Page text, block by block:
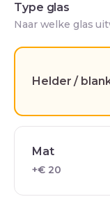
Type glas
Naar welke glas
Helder /
Mat
+€ 20